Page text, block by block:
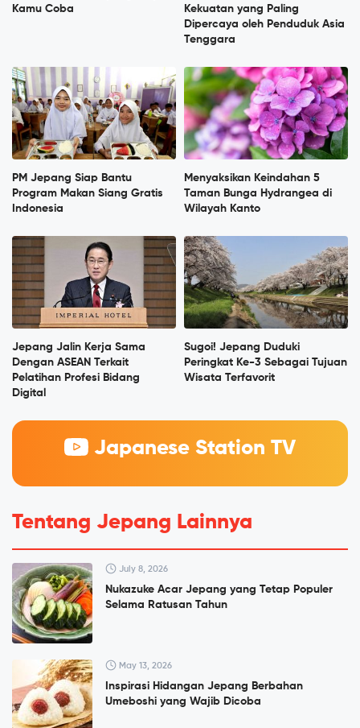
Kamu Coba
Kekuatan yang Paling
Dipercaya oleh Penduduk Asia
Tenggara
PM Jepang Siap Bantu
Program Makan Siang Gratis
Indonesia
Menyaksikan Keindahan 5
Taman Bunga Hydrangea di
Wilayah Kanto
Jepang Jalin Kerja Sama
Dengan ASEAN Terkait
Pelatihan Profesi Bidang
Digital
Sugoi! Jepang Duduki
Peringkat Ke-3 Sebagai Tujuan
Wisata Terfavorit
Japanese Station TV
Tentang Jepang Lainnya
July 8, 2026
Nukazuke Acar Jepang yang Tetap Populer
Selama Ratusan Tahun
May 13, 2026
Inspirasi Hidangan Jepang Berbahan
Umeboshi yang Wajib Dicoba